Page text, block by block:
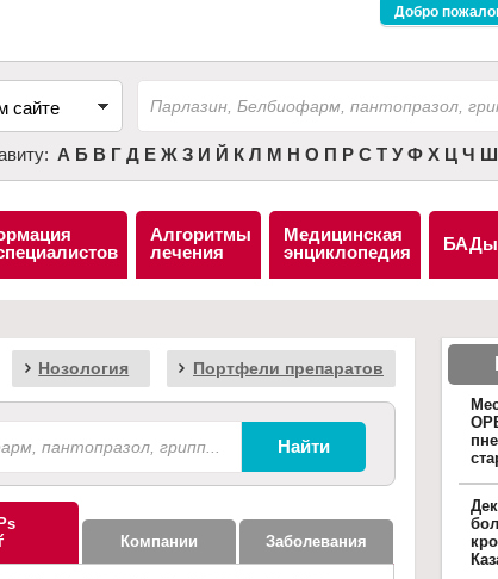
Добро
А Б В Г Д Е Ж З И Й К Л М Н О П Р С Т У Ф Х Ц Ч Ш
Алгоритмы
лечения
Медицинская
энциклопедия
БАДы
Нозология Портфели препаратов
Компании
Заболевания